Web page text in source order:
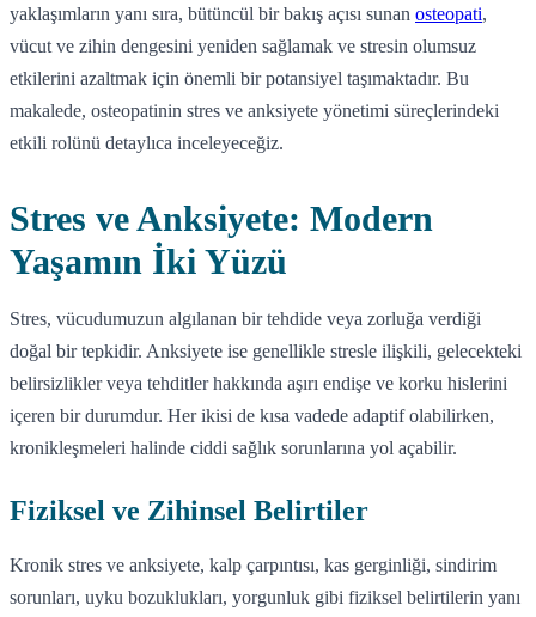
yaklaşımların yanı sıra, bütüncül bir bakış açısı sunan osteopati,
vücut ve zihin dengesini yeniden sağlamak ve stresin olumsuz
etkilerini azaltmak için önemli bir potansiyel taşımaktadır. Bu
makalede, osteopatinin stres ve anksiyete yönetimi süreçlerindeki
etkili rolünü detaylıca inceleyeceğiz.
Stres ve Anksiyete: Modern
Yaşamın İki Yüzü
Stres, vücudumuzun algılanan bir tehdide veya zorluğa verdiği
doğal bir tepkidir. Anksiyete ise genellikle stresle ilişkili, gelecekteki
belirsizlikler veya tehditler hakkında aşırı endişe ve korku hislerini
içeren bir durumdur. Her ikisi de kısa vadede adaptif olabilirken,
kronikleşmeleri halinde ciddi sağlık sorunlarına yol açabilir.
Fiziksel ve Zihinsel Belirtiler
Kronik stres ve anksiyete, kalp çarpıntısı, kas gerginliği, sindirim
sorunları, uyku bozuklukları, yorgunluk gibi fiziksel belirtilerin yanı